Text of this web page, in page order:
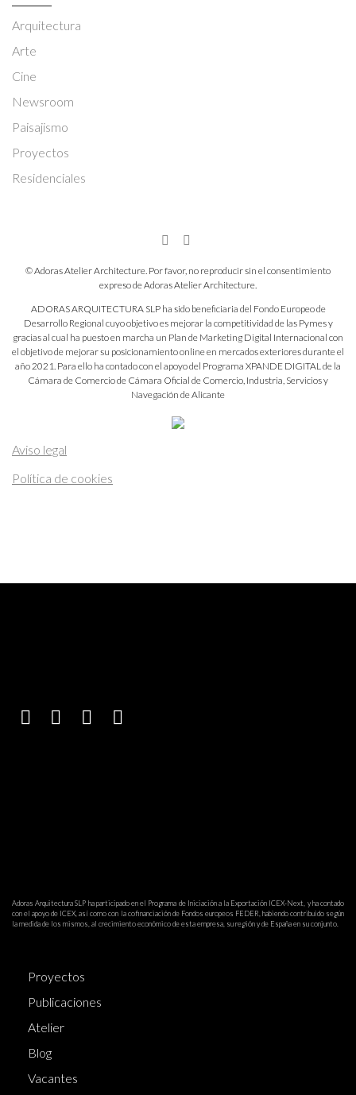
Arquitectura
Arte
Cine
Newsroom
Paisajismo
Proyectos
Residenciales
© Adoras Atelier Architecture. Por favor, no reproducir sin el consentimiento
expreso de Adoras Atelier Architecture.
ADORAS ARQUITECTURA SLP ha sido beneficiaria del Fondo Europeo de
Desarrollo Regional cuyo objetivo es mejorar la competitividad de las Pymes y
gracias al cual ha puesto en marcha un Plan de Marketing Digital Internacional con
el objetivo de mejorar su posicionamiento online en mercados exteriores durante el
año 2021. Para ello ha contado con el apoyo del Programa XPANDE DIGITAL de la
Cámara de Comercio de Cámara Oficial de Comercio, Industria, Servicios y
Navegación de Alicante
Aviso legal
Política de cookies
Adoras Arquitectura SLP ha participado en el Programa de Iniciación a la Exportación ICEX-Next, y ha contado
con el apoyo de ICEX, así como con la cofinanciación de Fondos europeos FEDER, habiendo contribuido según
la medida de los mismos, al crecimiento económico de esta empresa, su región y de España en su conjunto.
Proyectos
Publicaciones
Atelier
Blog
Vacantes